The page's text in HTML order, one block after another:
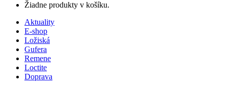
Žiadne produkty v košíku.
Aktuality
E-shop
Ložiská
Gufera
Remene
Loctite
Doprava